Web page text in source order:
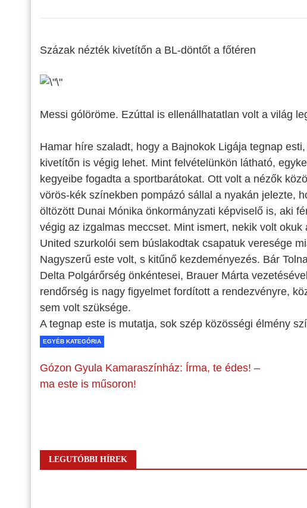
Százak nézték kivetítőn a BL-döntőt a főtéren
Messi gólöröme. Ezúttal is ellenállhatatlan volt a világ
Hamar híre szaladt, hogy a Bajnokok Ligája tegnap
kivetítőn is végig lehet. Mint felvételünkön látható,
kegyeibe fogadta a sportbarátokat. Ott volt a nézők
vörös-kék színekben pompázó sállal a nyakán jelezte,
öltözött Dunai Mónika önkormányzati képviselő is, aki
végig az izgalmas meccset. Mint ismert, nekik volt
United szurkolói sem búslakodtak csapatuk veresége
Nagyszerű este volt, s kitűnő kezdeményezés. Bár
Delta Polgárőrség önkéntesei, Brauer Márta
rendőrség is nagy figyelmet fordított a rendezvényre,
sem volt szüksége.
A tegnap este is mutatja, sok szép közösségi élmény
EGYÉB KATEGÓRIA
Gózon Gyula Kamaraszínház: Írma, te édes! –
ma este is műsoron!
LEGUTÓBBI HÍREK